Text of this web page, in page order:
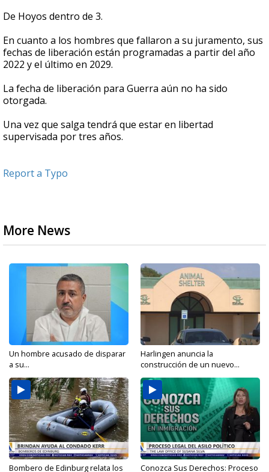
De Hoyos dentro de 3.
En cuanto a los hombres que fallaron a su juramento, sus
fechas de liberación están programadas a partir del año
2022 y el último en 2029.
La fecha de liberación para Guerra aún no ha sido
otorgada.
Una vez que salga tendrá que estar en libertad
supervisada por tres años.
Report a Typo
More News
Un hombre acusado de disparar
a su...
Harlingen anuncia la
construcción de un nuevo...
Bombero de Edinburg relata los Conozca Sus Derechos: Proceso